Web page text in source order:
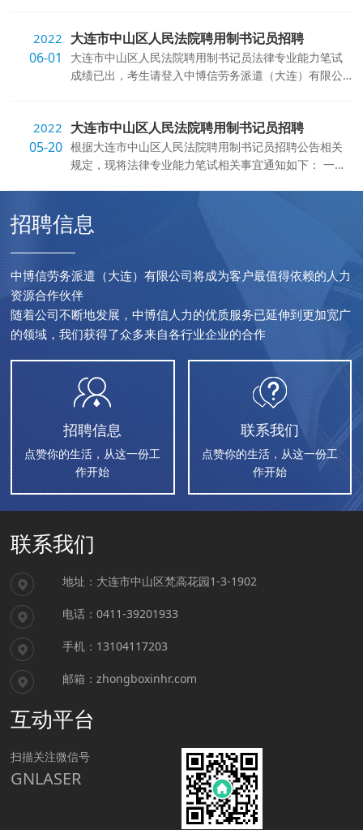
2022
06-01
大连市中山区人民法院聘用制书记员招聘
大连市中山区人民法院聘用制书记员法律专业能力笔试
成绩已出，考生请登入中博信劳务派遣（大连）有限公
2022
05-20
大连市中山区人民法院聘用制书记员招聘
根据大连市中山区人民法院聘用制书记员招聘公告相关
规定，现将法律专业能力笔试相关事宜通知如下： 一、
招聘信息
中博信劳务派遣（大连）有限公司将成为客户最值得依赖的人力
资源合作伙伴
随着公司不断地发展，中博信人力的优质服务已延伸到更加宽广
的领域，我们获得了众多来自各行业企业的合作
招聘信息
点赞你的生活，从这一份工
作开始
联系我们
点赞你的生活，从这一份工
作开始
联系我们
地址：大连市中山区梵高花园1-3-1902
电话：0411-39201933
手机：13104117203
邮箱：zhongboxinhr.com
互动平台
扫描关注微信号
GNLASER